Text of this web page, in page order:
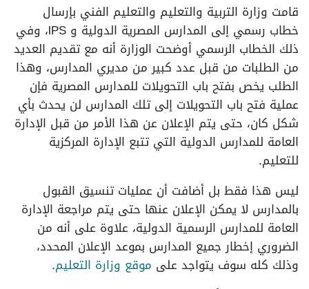
قامت وزارة التربية والتعليم والتعليم الفني بإرسال
خطاب رسمي إلى المدارس المصرية الدولية و lPS، وفي
ذلك الخطاب الرسمي أوضحت الوزارة أنه مع تقديم العديد
من الطلبات من قبل عدد كبير من مديري المدارس، وهذا
الطلب يخص بفتح باب التحويلات للمدارس المصرية فإن
عملية فتح باب التحويلات إلى تلك المدارس لن يحدث بأي
شكل كان، حتى يتم الإعلان عن هذا الأمر من قبل الإدارة
العامة للمدارس الدولية التي تتبع الإدارة المركزية
للتعليم.
ليس هذا فقط بل أضافت أن عمليات تنسيق القبول
بالمدارس لا يمكن الإعلان عنها حتى يتم مراجعة الإدارة
العامة للمدارس الرسمية الدولية، علاوة على أنه من
الضروري إخطار جميع المدارس بموعد الإعلان المحدد،
وذلك كله سوف يتواجد على موقع وزارة التعليم.